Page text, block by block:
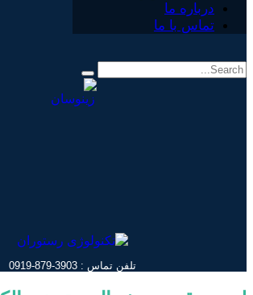
درباره ما
تماس با ما
تلفن تماس : 3903-879-0919